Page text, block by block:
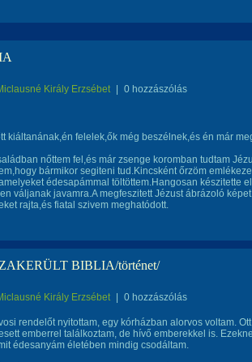
Király Erzsébet 0 hozzászólás
kiáltanának,én felelek,ők még beszélnek,és én már
nőttem fel,és már zsenge koromban tudtam
bármikor segiteni tud.Kincsként őrzöm
édesapámmal töltöttem.Hangosan készitette
váljanak javamra.A megfeszitett Jézust ábrázoló
rajta,és fiatal szivem meghatódott.
BIBLIA/történet/
Király Erzsébet 0 hozzászólás
rendelőt nyitottam, egy kórházban alorvos voltam.
emberrel találkoztam, de hívő emberekkel is.
édesanyám életében mindig csodáltam.